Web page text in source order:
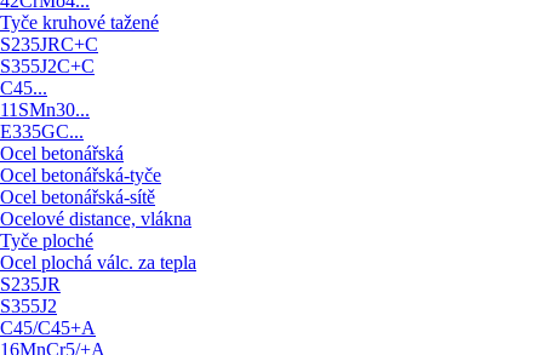
Tyče kruhové tažené
S235JRC+C
S355J2C+C
C45...
11SMn30...
E335GC...
Ocel betonářská
Ocel betonářská-tyče
Ocel betonářská-sítě
Ocelové distance, vlákna
Tyče ploché
Ocel plochá válc. za tepla
S235JR
S355J2
C45/C45+A
16MnCr5/+A